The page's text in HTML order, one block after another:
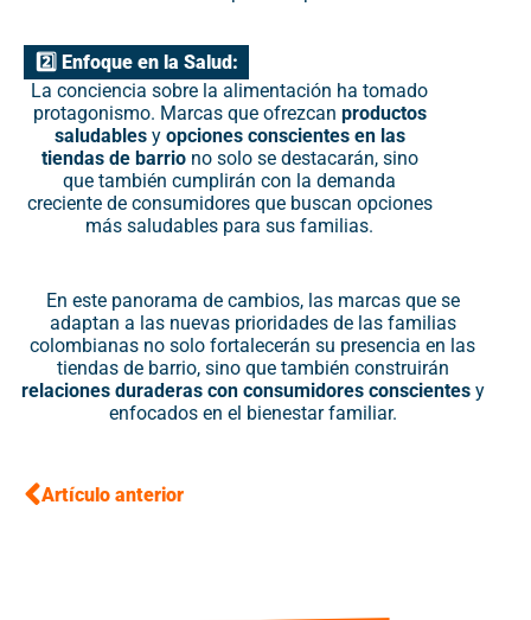
2️⃣ Enfoque en la Salud:
La conciencia sobre la alimentación ha tomado
protagonismo. Marcas que ofrezcan productos
saludablesy opciones conscientes en las
tiendas de barriono solo se destacarán, sino
que también cumplirán con la demanda
creciente de consumidores que buscan opciones
más saludables para sus familias.
En este panorama de cambios, las marcas que se
adaptan a las nuevas prioridades de las familias
colombianas no solo fortalecerán su presencia en las
tiendas de barrio, sino que también construirán
relaciones duraderas con consumidores conscientesy
enfocados en el bienestar familiar.
Artículo anterior